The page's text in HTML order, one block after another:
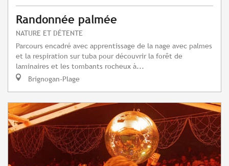
Randonnée palmée
NATURE ET DÉTENTE
Parcours encadré avec apprentissage de la nage avec palmes
et la respiration sur tuba pour découvrir la forêt de
laminaires et les tombants rocheux à...
Brignogan-Plage